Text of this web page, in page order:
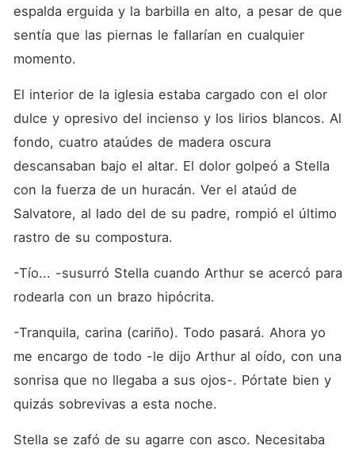
espalda erguida y la barbilla en alto, a pesar de que
sentía que las piernas le fallarían en cualquier
momento.
El interior de la iglesia estaba cargado con el olor
dulce y opresivo del incienso y los lirios blancos. Al
fondo, cuatro ataúdes de madera oscura
descansaban bajo el altar. El dolor golpeó a Stella
con la fuerza de un huracán. Ver el ataúd de
Salvatore, al lado del de su padre, rompió el último
rastro de su compostura.
-Tío... -susurró Stella cuando Arthur se acercó para
rodearla con un brazo hipócrita.
-Tranquila, carina (cariño). Todo pasará. Ahora yo
me encargo de todo -le dijo Arthur al oído, con una
sonrisa que no llegaba a sus ojos-. Pórtate bien y
quizás sobrevivas a esta noche.
Stella se zafó de su agarre con asco. Necesitaba